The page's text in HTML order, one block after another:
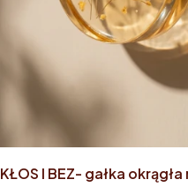
KŁOS I BEZ- gałka